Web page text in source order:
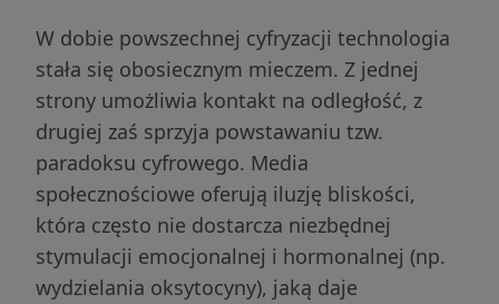
W dobie powszechnej cyfryzacji technologia
stała się obosiecznym mieczem. Z jednej
strony umożliwia kontakt na odległość, z
drugiej zaś sprzyja powstawaniu tzw.
paradoksu cyfrowego. Media
społecznościowe oferują iluzję bliskości,
która często nie dostarcza niezbędnej
stymulacji emocjonalnej i hormonalnej (np.
wydzielania oksytocyny), jaką daje